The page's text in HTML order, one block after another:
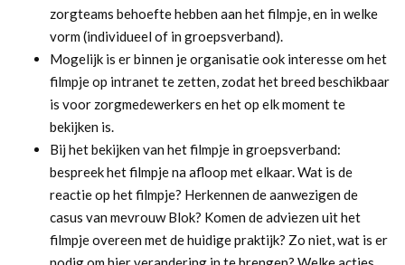
zorgteams behoefte hebben aan het filmpje, en in welke
vorm (individueel of in groepsverband).
Mogelijk is er binnen je organisatie ook interesse om het
filmpje op intranet te zetten, zodat het breed beschikbaar
is voor zorgmedewerkers en het op elk moment te
bekijken is.
Bij het bekijken van het filmpje in groepsverband:
bespreek het filmpje na afloop met elkaar. Wat is de
reactie op het filmpje? Herkennen de aanwezigen de
casus van mevrouw Blok? Komen de adviezen uit het
filmpje overeen met de huidige praktijk? Zo niet, wat is er